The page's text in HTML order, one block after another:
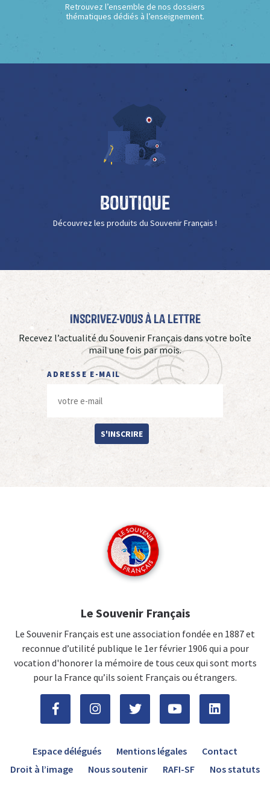
Retrouvez l’ensemble de nos dossiers
thématiques dédiés à l’enseignement.
Boutique
Découvrez les produits du Souvenir Français !
Inscrivez-vous à La Lettre
Recevez l’actualité du Souvenir Français dans votre boîte
mail une fois par mois.
ADRESSE E-MAIL
S'INSCRIRE
Le Souvenir Français
Le Souvenir Français est une association fondée en 1887 et
reconnue d’utilité publique le 1er février 1906 qui a pour
vocation d'honorer la mémoire de tous ceux qui sont morts
pour la France qu’ils soient Français ou étrangers.
Espace délégués Mentions légales
Contact
Droit à l’image
Nous soutenir RAFI-SF Nos statuts